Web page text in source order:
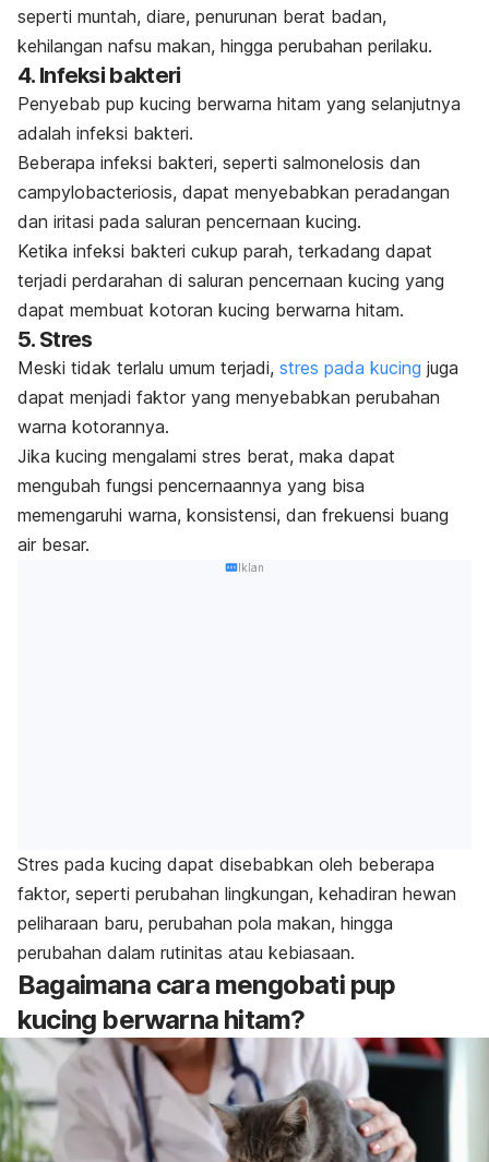
seperti muntah, diare, penurunan berat badan,
kehilangan nafsu makan, hingga perubahan perilaku.
4. Infeksi bakteri
Penyebab pup kucing berwarna hitam yang selanjutnya
adalah infeksi bakteri.
Beberapa infeksi bakteri, seperti salmonelosis dan
campylobacteriosis, dapat menyebabkan peradangan
dan iritasi pada saluran pencernaan kucing.
Ketika infeksi bakteri cukup parah, terkadang dapat
terjadi perdarahan di saluran pencernaan kucing yang
dapat membuat kotoran kucing berwarna hitam.
5. Stres
Meski tidak terlalu umum terjadi, stres pada kucing juga
dapat menjadi faktor yang menyebabkan perubahan
warna kotorannya.
Jika kucing mengalami stres berat, maka dapat
mengubah fungsi pencernaannya yang bisa
memengaruhi warna, konsistensi, dan frekuensi buang
air besar.
Iklan
Stres pada kucing dapat disebabkan oleh beberapa
faktor, seperti perubahan lingkungan, kehadiran hewan
peliharaan baru, perubahan pola makan, hingga
perubahan dalam rutinitas atau kebiasaan.
Bagaimana cara mengobati pup
kucing berwarna hitam?